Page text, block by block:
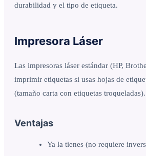
durabilidad y el tipo de etiqueta.
Impresora Láser
Las impresoras láser estándar (HP,
imprimir etiquetas si usas hojas de
(tamaño carta con etiquetas troqueladas).
Ventajas
Ya la tienes (no requiere